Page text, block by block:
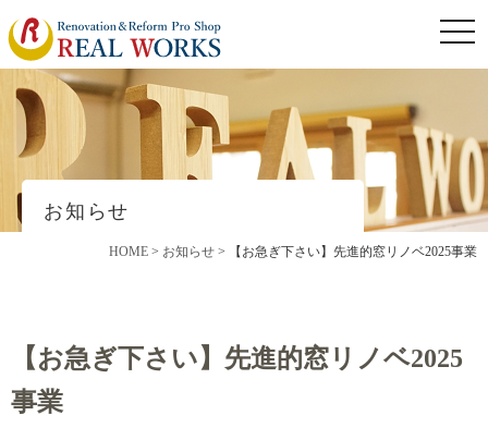
お知らせ
HOME > お知らせ > 【お急ぎ下さい】先進的窓リノベ2025事業
【お急ぎ下さい】先進的窓リノベ2025
事業